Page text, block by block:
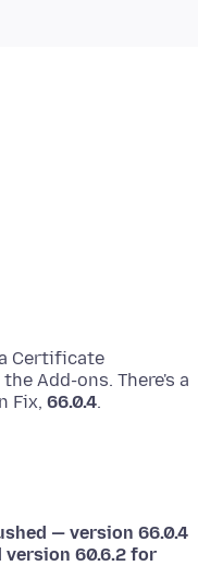
Certificate
Add-ons. There's a
Fix, 66.0.4.
— version 66.0.4
version 60.6.2 for